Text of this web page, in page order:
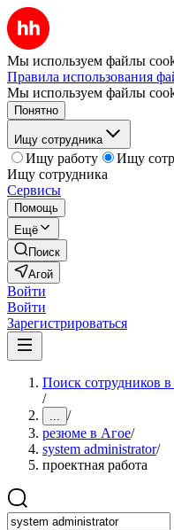
Мы используем файлы
Правила использования
Мы используем файлы
Понятно
Ищу сотрудника
Ищу работу
Ищу
Ищу сотрудника
Сервисы
Помощь
Ещё
Поиск
Агой
Войти
Войти
Зарегистрироваться
Поиск сотрудников
/
... /
резюме в Агое/
system administrator/
проектная работа